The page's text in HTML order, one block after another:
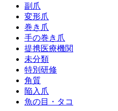
副爪
変形爪
巻き爪
手の巻き爪
提携医療機関
未分類
特別研修
角質
陥入爪
魚の目・タコ